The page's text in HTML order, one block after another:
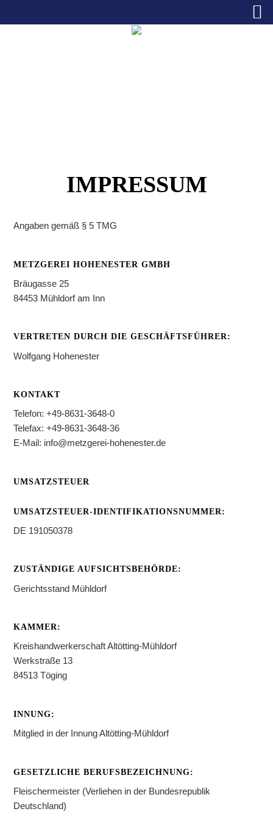
IMPRESSUM
Angaben gemäß § 5 TMG
METZGEREI HOHENESTER GMBH
Bräugasse 25
84453 Mühldorf am Inn
VERTRETEN DURCH DIE GESCHÄFTSFÜHRER:
Wolfgang Hohenester
KONTAKT
Telefon: +49-8631-3648-0
Telefax: +49-8631-3648-36
E-Mail: info@metzgerei-hohenester.de
UMSATZSTEUER
UMSATZSTEUER-IDENTIFIKATIONSNUMMER:
DE 191050378
ZUSTÄNDIGE AUFSICHTSBEHÖRDE:
Gerichtsstand Mühldorf
KAMMER:
Kreishandwerkerschaft Altötting-Mühldorf
Werkstraße 13
84513 Töging
INNUNG:
Mitglied in der Innung Altötting-Mühldorf
GESETZLICHE BERUFSBEZEICHNUNG:
Fleischermeister (Verliehen in der Bundesrepublik
Deutschland)